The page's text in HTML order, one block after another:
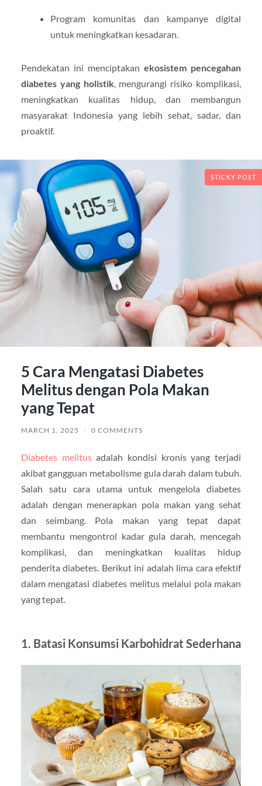
Program komunitas dan kampanye digital
untuk meningkatkan kesadaran.
Pendekatan ini menciptakanekosistem pencegahan
diabetes yang holistik, mengurangi risiko komplikasi,
meningkatkan kualitas hidup, dan membangun
masyarakat Indonesia yang lebih sehat, sadar, dan
proaktif.
STICKY POST
5 Cara Mengatasi Diabetes
Melitus dengan Pola Makan
yang Tepat
MARCH 1, 2025 / 0 COMMENTS
Diabetes melitusadalah kondisi kronis yang terjadi
akibat gangguan metabolisme gula darah dalam tubuh.
Salah satu cara utama untuk mengelola diabetes
adalah dengan menerapkan pola makan yang sehat
dan seimbang. Pola makan yang tepat dapat
membantu mengontrol kadar gula darah, mencegah
komplikasi, dan meningkatkan kualitas hidup
penderita diabetes. Berikut ini adalah lima cara efektif
dalam mengatasi diabetes melitus melalui pola makan
yang tepat.
1. Batasi Konsumsi Karbohidrat Sederhana